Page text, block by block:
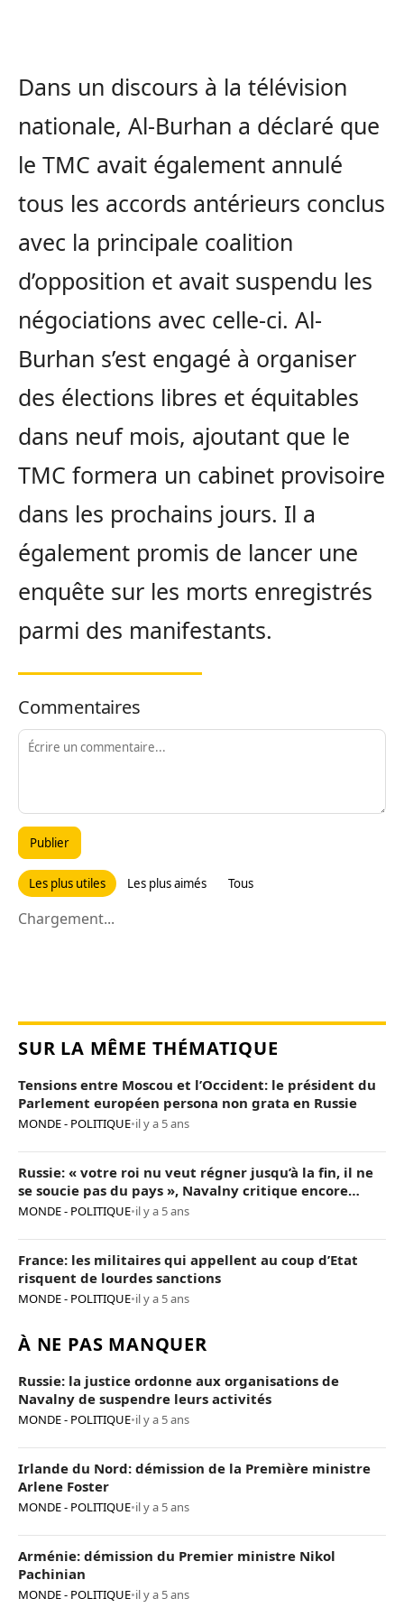
Dans un discours à la télévision
nationale, Al-Burhan a déclaré que
le TMC avait également annulé
tous les accords antérieurs conclus
avec la principale coalition
d’opposition et avait suspendu les
négociations avec celle-ci. Al-
Burhan s’est engagé à organiser
des élections libres et équitables
dans neuf mois, ajoutant que le
TMC formera un cabinet provisoire
dans les prochains jours. Il a
également promis de lancer une
enquête sur les morts enregistrés
parmi des manifestants.
Commentaires
Publier
Les plus utiles Les plus aimés Tous
Chargement...
SUR LA MÊME THÉMATIQUE
Tensions entre Moscou et l’Occident: le président du
Parlement européen persona non grata en Russie
MONDE - POLITIQUE•il y a 5 ans
Russie: « votre roi nu veut régner jusqu’à la fin, il ne
se soucie pas du pays », Navalny critique encore
Poutine
MONDE - POLITIQUE•il y a 5 ans
France: les militaires qui appellent au coup d’Etat
risquent de lourdes sanctions
MONDE - POLITIQUE•il y a 5 ans
À NE PAS MANQUER
Russie: la justice ordonne aux organisations de
Navalny de suspendre leurs activités
MONDE - POLITIQUE•il y a 5 ans
Irlande du Nord: démission de la Première ministre
Arlene Foster
MONDE - POLITIQUE•il y a 5 ans
Arménie: démission du Premier ministre Nikol
Pachinian
MONDE - POLITIQUE•il y a 5 ans